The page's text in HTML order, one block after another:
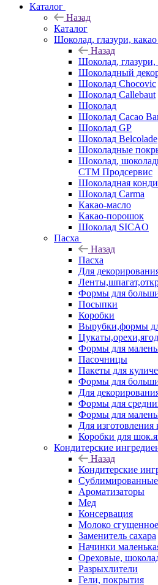
Каталог
Назад
Каталог
Шоколад, глазури, какао
Назад
Шоколад, глазури,
Шоколадный
Шоколад Chocovic
Шоколад Callebaut
Шоколад
Шоколад Cacao
Шоколад GP
Шоколад Belcolade
Шоколадные
Шоколад,
СТМ Продсервис
Шоколадная
Шоколад Carma
Какао-масло
Какао-порошок
Шоколад SICAO
Пасха
Назад
Пасха
Для
Формы для
Посыпки
Коробки
Вырубки,формы
Формы для
Пасочницы
Пакеты для
Формы для
Для
Формы для
Формы для
Для изготовления
Коробки для
Кондитерские
Назад
Кондитерские
Ароматизаторы
Мед
Консервация
Молоко сгущенное
Заменитель сахара
Начинки
Ореховые,
Разрыхлители
Гели, покрытия